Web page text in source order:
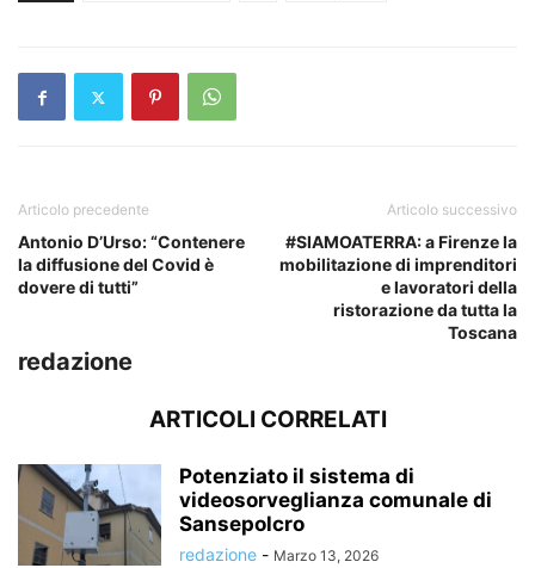
Articolo precedente
Antonio D’Urso: “Contenere
la diffusione del Covid è
dovere di tutti”
Articolo successivo
#SIAMOATERRA: a Firenze la
mobilitazione di imprenditori
e lavoratori della
ristorazione da tutta la
Toscana
redazione
ARTICOLI CORRELATI
Potenziato il sistema di
videosorveglianza comunale di
Sansepolcro
redazione - Marzo 13, 2026